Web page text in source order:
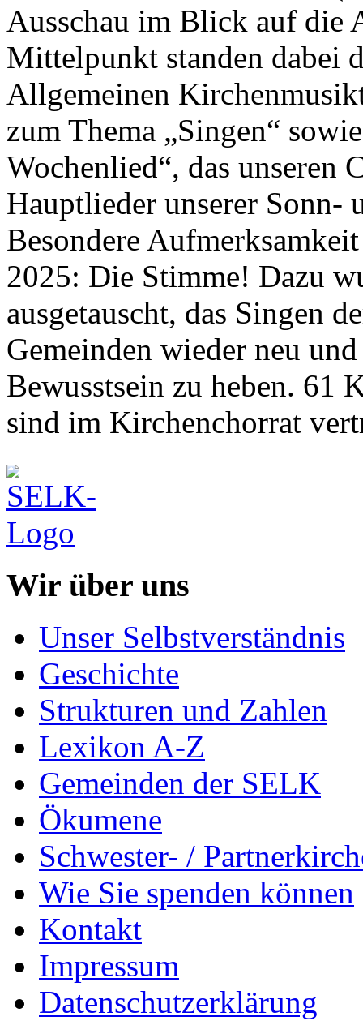
Ausschau im Blick auf die
Mittelpunkt standen dabei
Allgemeinen
zum Thema „Singen“
Wochenlied“, das unseren
Hauptlieder unserer Sonn-
Besondere
2025: Die Stimme! Dazu
ausgetauscht, das Singen
Gemeinden wieder neu
Bewusstsein zu heben. 61
sind im Kirchenchorrat
Wir über uns
Unser Selbstverständnis
Geschichte
Strukturen und Zahlen
Lexikon A-Z
Gemeinden der SELK
Ökumene
Schwester- /
Wie Sie spenden können
Kontakt
Impressum
Datenschutzerklärung